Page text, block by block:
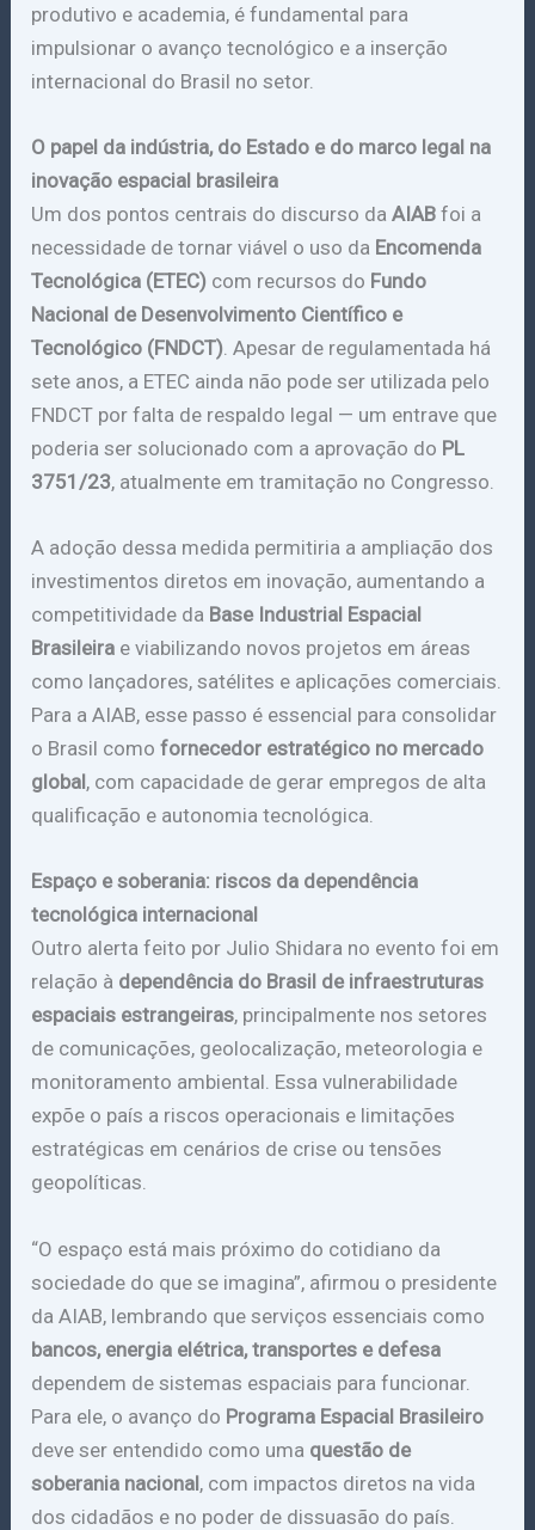
produtivo e academia, é fundamental para
impulsionar o avanço tecnológico e a inserção
internacional do Brasil no setor.
O papel da indústria, do Estado e do marco legal na
inovação espacial brasileira
Um dos pontos centrais do discurso daAIAB foi a
necessidade de tornar viável o uso da Encomenda
Tecnológica (ETEC) com recursos do Fundo
Nacional de Desenvolvimento Científico e
Tecnológico (FNDCT). Apesar de regulamentada há
sete anos, a ETEC ainda não pode ser utilizada pelo
FNDCT por falta de respaldo legal — um entrave que
poderia ser solucionado com a aprovação do PL
3751/23, atualmente em tramitação no Congresso.
A adoção dessa medida permitiria a ampliação dos
investimentos diretos em inovação, aumentando a
competitividade da Base Industrial Espacial
Brasileira e viabilizando novos projetos em áreas
como lançadores, satélites e aplicações comerciais.
Para a AIAB, esse passo é essencial para consolidar
o Brasil comofornecedor estratégico no mercado
global, com capacidade de gerar empregos de alta
qualificação e autonomia tecnológica.
Espaço e soberania: riscos da dependência
tecnológica internacional
Outro alerta feito por Julio Shidara no evento foi em
relação à dependência do Brasil de infraestruturas
espaciais estrangeiras, principalmente nos setores
de comunicações, geolocalização, meteorologia e
monitoramento ambiental. Essa vulnerabilidade
expõe o país a riscos operacionais e limitações
estratégicas em cenários de crise ou tensões
geopolíticas.
“O espaço está mais próximo do cotidiano da
sociedade do que se imagina”, afirmou o presidente
da AIAB, lembrando que serviços essenciais como
bancos, energia elétrica, transportes e defesa
dependem de sistemas espaciais para funcionar.
Para ele, o avanço do Programa Espacial Brasileiro
deve ser entendido como uma questão de
soberania nacional, com impactos diretos na vida
dos cidadãos e no poder de dissuasão do país.